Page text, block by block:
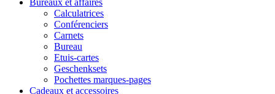
Calculatrices
Conférenciers
Carnets
Bureau
Etuis-cartes
Geschenksets
Pochettes marques-pages
Cadeaux et accessoires